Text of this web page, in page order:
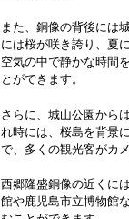
また、銅像の背後には
には桜が咲き誇り、夏
空気の中で静かな時間
とができます。
さらに、城山公園から
れ時には、桜島を背景
で、多くの観光客がカ
西郷隆盛銅像の近くに
館や鹿児島市立博物館